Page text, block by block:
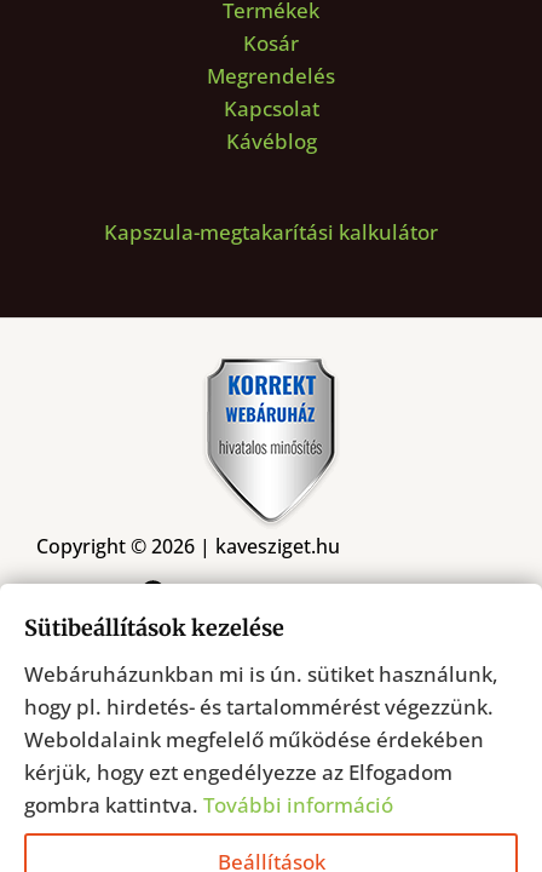
Termékek
Kosár
Megrendelés
Kapcsolat
Kávéblog
Kapszula-megtakarítási kalkulátor
Copyright © 2026 | kavesziget.hu
Árukereső.hu
Sütibeállítások kezelése
Webáruházunkban mi is ún. sütiket használunk,
hogy pl. hirdetés- és tartalommérést végezzünk.
Weboldalaink megfelelő működése érdekében
kérjük, hogy ezt engedélyezze az Elfogadom
gombra kattintva. További információ
Beállítások